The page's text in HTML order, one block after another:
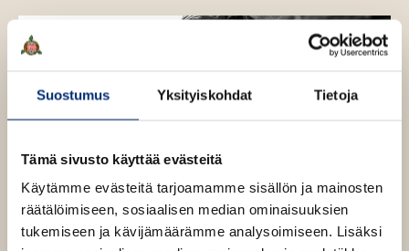
Suostumus Yksityiskohdat Tietoja
Tämä sivusto käyttää evästeitä
Käytämme evästeitä tarjoamamme sisällön ja mainosten
räätälöimiseen, sosiaalisen median ominaisuuksien
tukemiseen ja kävijämäärämme analysoimiseen. Lisäksi
e
v
l
i
e
h
t
e
ä
e
n